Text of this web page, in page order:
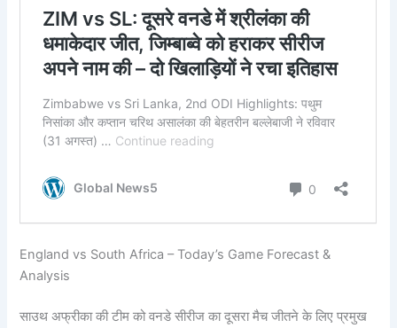
England vs South Africa – Today’s Game Forecast &
Analysis
साउथ अफ्रीका की टीम को वनडे सीरीज का दूसरा मैच जीतने के लिए प्रमुख